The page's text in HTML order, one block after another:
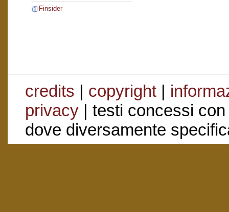
Finsider
credits | copyright|
privacy| testi concessi
dove diversamente